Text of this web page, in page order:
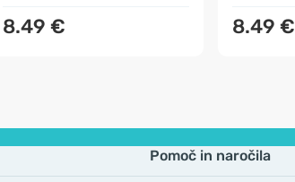
8.49 € 8.49 €
Pomoč in naročila